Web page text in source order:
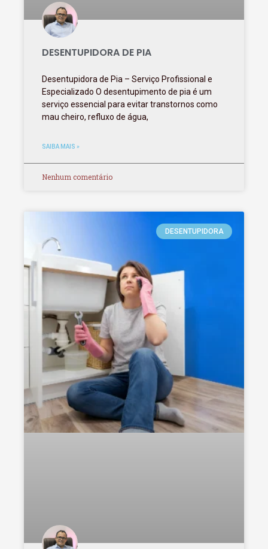
DESENTUPIDORA DE PIA
Desentupidora de Pia – Serviço Profissional e
Especializado O desentupimento de pia é um
serviço essencial para evitar transtornos como
mau cheiro, refluxo de água,
SAIBA MAIS »
Nenhum comentário
DESENTUPIDORA